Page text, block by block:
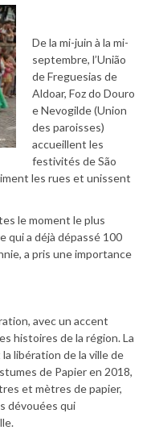
De la mi-juin à la mi-
septembre, l’União
de Freguesias de
Aldoar, Foz do Douro
e Nevogilde (Union
des paroisses)
accueillent les
festivités de São
les rues et unissent
le moment le plus
qui a déjà dépassé 100
a pris une importance
avec un accent
histoires de la région. La
libération de la ville de
de Papier en 2018,
et mètres de papier,
dévouées qui